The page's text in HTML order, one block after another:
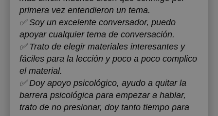
primera vez entendieron un tema.
‌‌✅ Soy un excelente conversador, puedo
apoyar cualquier tema de conversación.
‌‌✅ Trato de elegir materiales interesantes y
fáciles para la lección y poco a poco complico
el material.
‌‌✅ Doy apoyo psicológico, ayudo a quitar la
barrera psicológica para empezar a hablar,
trato de no presionar, doy tanto tiempo para